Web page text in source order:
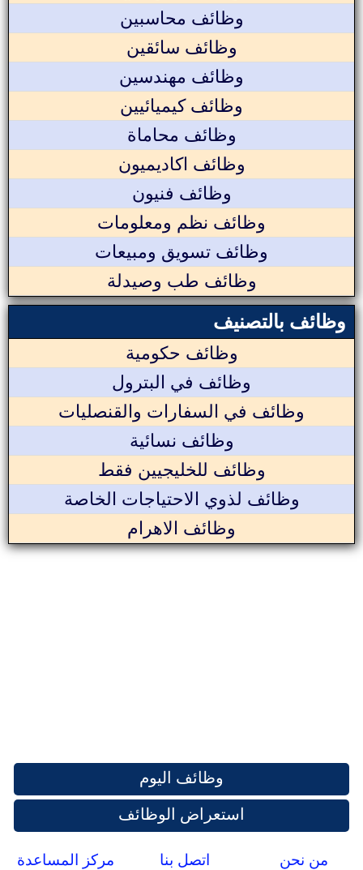
وظائف محاسبين
وظائف سائقين
وظائف مهندسين
وظائف كيميائيين
وظائف محاماة
وظائف اكاديميون
وظائف فنيون
وظائف نظم ومعلومات
وظائف تسويق ومبيعات
وظائف طب وصيدلة
وظائف بالتصنيف
وظائف حكومية
وظائف في البترول
وظائف في السفارات والقنصليات
وظائف نسائية
وظائف للخليجيين فقط
وظائف لذوي الاحتياجات الخاصة
وظائف الاهرام
وظائف اليوم
استعراض الوظائف
من نحن اتصل بنا مركز المساعدة